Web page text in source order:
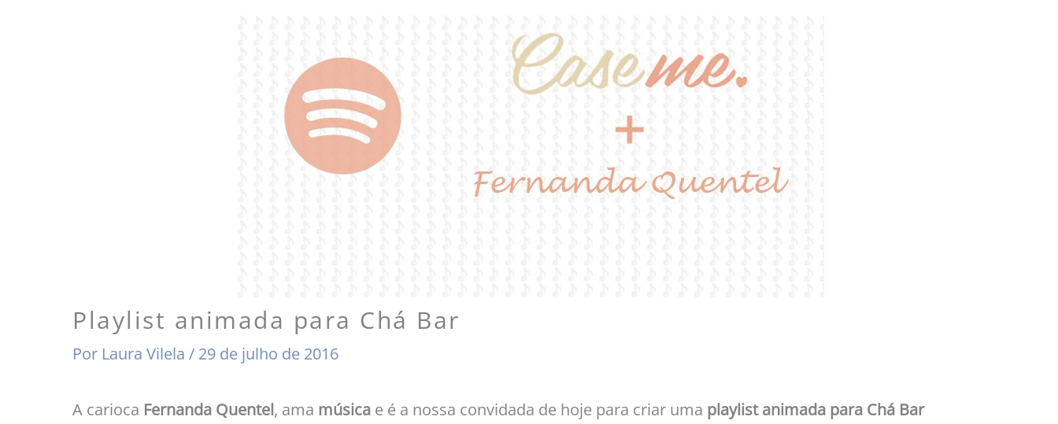
Playlist animada para Chá Bar
Por Laura Vilela / 29 de julho de 2016
A carioca Fernanda Quentel, ama música e é a nossa convidada de hoje para criar uma playlist animada para Chá Bar